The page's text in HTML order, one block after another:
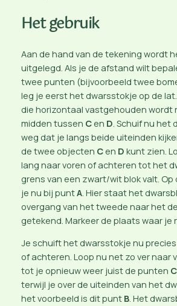
Het gebruik
Aan de hand van de tekening wordt
uitgelegd. Als je de afstand wilt
twee punten (bijvoorbeeld twee
leg je eerst het dwarsstokje op de
die horizontaal vastgehouden wordt
midden tussen Cen D . Schuif nu
weg dat je langs beide uiteinden
de twee objecten Cen D kunt zien.
lang naar voren of achteren tot het
grens van een zwart/wit blok valt.
je nu bij puntA. Hier staat het
overgang van het tweede naar het
getekend. Markeer de plaats waar je
Je schuift het dwarsstokje nu precies
of achteren. Loop nu net zo ver naar
tot je opnieuw weer juist de punten C
terwijl je over de uiteinden van het
het voorbeeld is dit punt B. Het